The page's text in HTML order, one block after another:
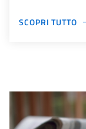
SCOPRI TUTTO